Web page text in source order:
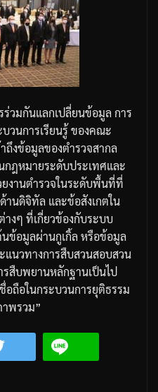
ร่วมกันแลกเปลี่ยนข้อมูล การ
วนการเรียนรู้ ของคณะ
ถึงข้อมูลของตำรวจสากล
กฎหมายระดับประเทศและ
ยงานตำรวจในระดับพื้นที่ที่
านดิจิทัล และข้อสังเกตใน
างๆ ที่เกี่ยวข้องกับระบบ
ข้อมูลผ่านกูเกิ้ล หรือข้อมูล
แนวทางการสืบสวนสอบสวน
รสืบพยานหลักฐานเป็นไป
อถือในกระบวนการยุติธรรม
าพรวม”